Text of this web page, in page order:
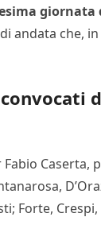
giornata
andata che,
convocati
Fabio Caserta,
Forte,